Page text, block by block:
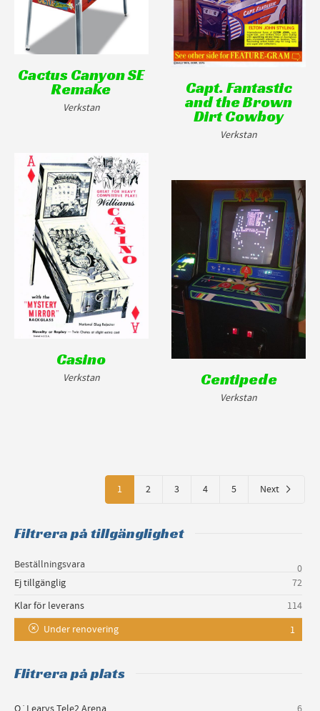
Cactus Canyon SE
Remake
Verkstan
Capt. Fantastic
and the Brown
Dirt Cowboy
Verkstan
Casino
Verkstan Centipede
Verkstan
1 2 3 4 5 Next
Filtrera på tillgänglighet
Beställningsvara
0
Ej tillgänglig
72
Klar för leverans
114
Under renovering
1
Flitrera på plats